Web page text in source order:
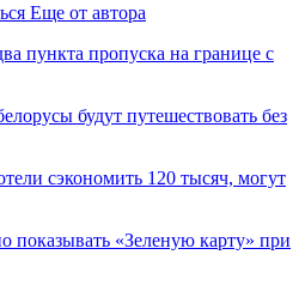
Еще от автора
пункта пропуска на границе с
будут путешествовать без
сэкономить 120 тысяч, могут
показывать «Зеленую карту» при